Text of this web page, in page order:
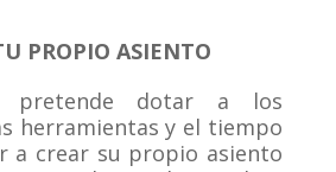
PROPIO ASIENTO
pretende dotar a los
herramientas y el tiempo
a crear su propio asiento